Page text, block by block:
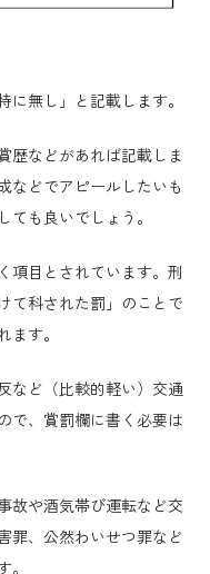
に無し」と記載します。
歴などがあれば記載しま
などでアピールしたいも
も良いでしょう。
項目とされています。刑
て科された罰」のことで
す。
など（比較的軽い）交通
で、賞罰欄に書く必要は
故や酒気帯び運転など交
罪、公然わいせつ罪など